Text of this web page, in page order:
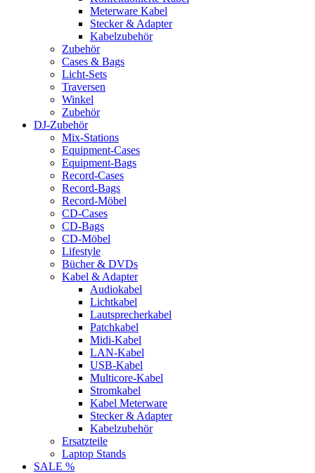
Meterware Kabel
Stecker & Adapter
Kabelzubehör
Zubehör
Cases & Bags
Licht-Sets
Traversen
Winkel
Zubehör
DJ-Zubehör
Mix-Stations
Equipment-Cases
Equipment-Bags
Record-Cases
Record-Bags
Record-Möbel
CD-Cases
CD-Bags
CD-Möbel
Lifestyle
Bücher & DVDs
Kabel & Adapter
Audiokabel
Lichtkabel
Lautsprecherkabel
Patchkabel
Midi-Kabel
LAN-Kabel
USB-Kabel
Multicore-Kabel
Stromkabel
Kabel Meterware
Stecker & Adapter
Kabelzubehör
Ersatzteile
Laptop Stands
SALE %